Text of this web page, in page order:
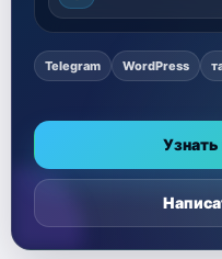
Telegram WordPress